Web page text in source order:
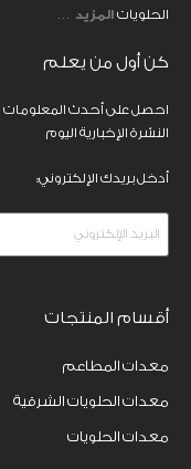
الحلويات المزيد …
كن أول من يعلم
احصل على أحدث المعلومات
النشرة الإخبارية اليوم
أدخل بريدك الإلكتروني:
أقسام المنتجات
معدات المطاعم
معدات الحلويات الشرقية
معدات الحلويات